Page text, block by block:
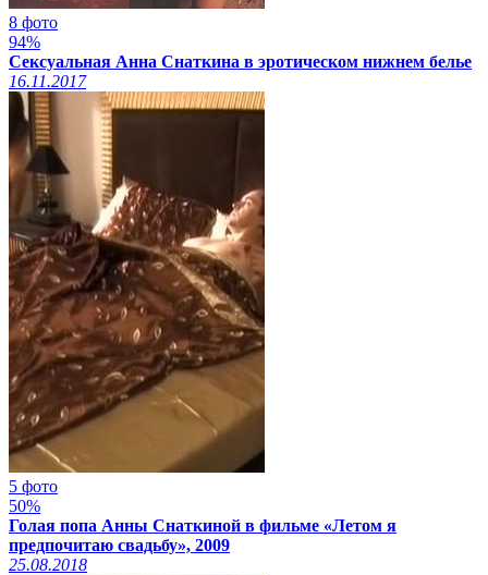
8 фото
94%
Сексуальная Анна Снаткина в эротическом нижнем белье
16.11.2017
5 фото
50%
Голая попа Анны Снаткиной в фильме «Летом я
предпочитаю свадьбу», 2009
25.08.2018